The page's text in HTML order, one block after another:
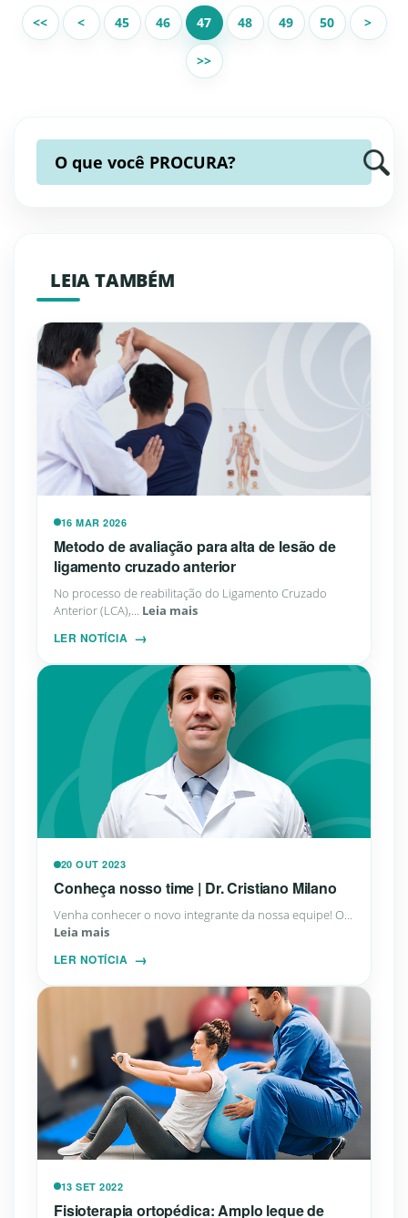
<< < 45 46 47 48 49 50 >
>>
O que você PROCURA?
LEIA TAMBÉM
16 MAR 2026
Metodo de avaliação para alta de lesão de
ligamento cruzado anterior
No processo de reabilitação do Ligamento Cruzado
Anterior (LCA),... Leia mais
LER NOTÍCIA
20 OUT 2023
Conheça nosso time | Dr. Cristiano Milano
Venha conhecer o novo integrante da nossa equipe! O...
Leia mais
LER NOTÍCIA
13 SET 2022
Fisioterapia ortopédica: Amplo leque de